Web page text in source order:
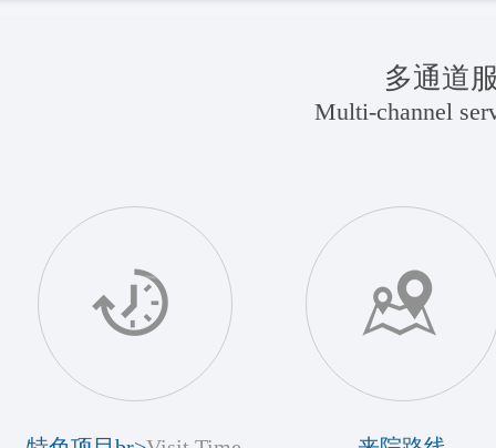
多通道
Multi-channel